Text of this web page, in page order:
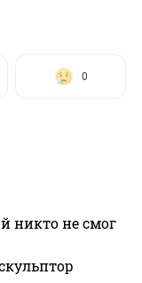
0
никто не смог